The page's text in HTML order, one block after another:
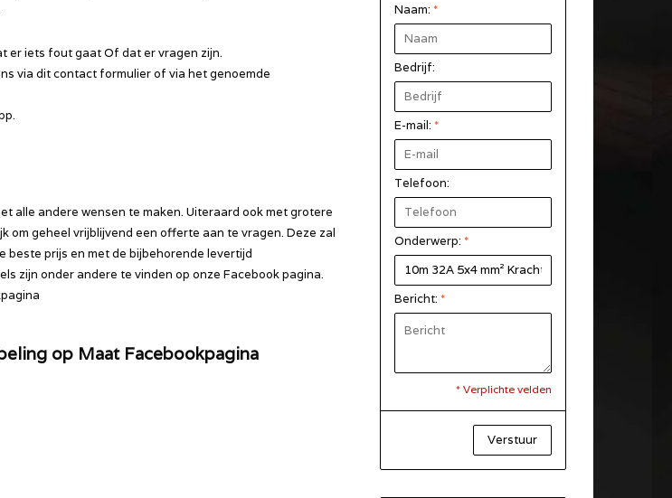
er iets fout gaat Of dat er vragen zijn.
via dit contact formulier of via het genoemde
alle andere wensen te maken. Uiteraard ook met grotere
om geheel vrijblijvend een offerte aan te vragen. Deze zal
beste prijs en met de bijbehorende levertijd
zijn onder andere te vinden op onze Facebook pagina.
op Maat Facebookpagina
Naam: *
Bedrijf:
E-mail: *
Telefoon:
Onderwerp: *
Bericht: *
* Verplichte velden
Verstuur